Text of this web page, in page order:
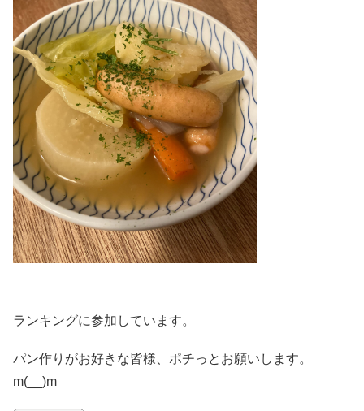
ランキングに参加しています。
パン作りがお好きな皆様、ポチっとお願いします。
m(__)m